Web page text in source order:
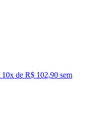
10x de R$ 102,90 sem